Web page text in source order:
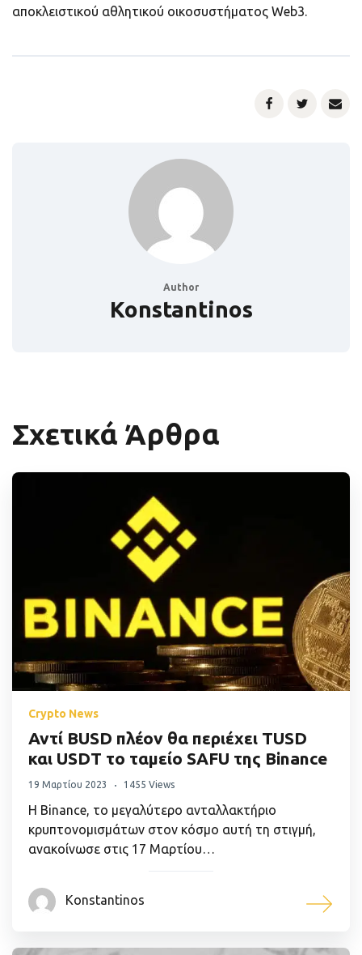
αποκλειστικού αθλητικού οικοσυστήματος Web3.
Author
Konstantinos
Σχετικά Άρθρα
Crypto News
Αντί BUSD πλέον θα περιέχει TUSD
και USDT το ταμείο SAFU της Binance
19 Μαρτίου 2023 1455 Views
Η Binance, το μεγαλύτερο ανταλλακτήριο
κρυπτονομισμάτων στον κόσμο αυτή τη στιγμή,
ανακοίνωσε στις 17 Μαρτίου…
Konstantinos